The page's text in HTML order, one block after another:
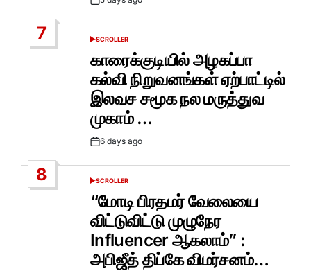
Post
7
POSTED
SCROLLER
காரைக்குடியில் அழகப்பா
கல்வி நிறுவனங்கள் ஏற்பாட்டில்
இலவச சமூக நல மருத்துவ
முகாம் …
Post6 days ago
8
POSTED
IN
SCROLLER
“மோடி பிரதமர் வேலையை
விட்டுவிட்டு முழுநேர
Influencer ஆகலாம்” :
அபிஜீத் திப்கே விமர்சனம்…